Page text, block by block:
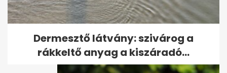
Mikroműanyag az elviteles
dobozból: szakértők szerint
így...
Dermesztő látvány: szivárog a
rákkeltő anyag a kiszáradó...